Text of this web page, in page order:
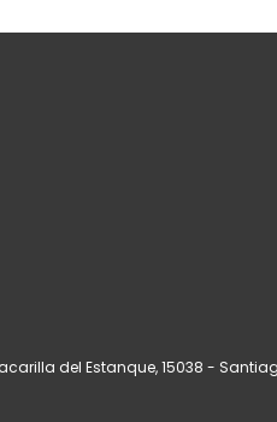
del Estanque, 15038 -